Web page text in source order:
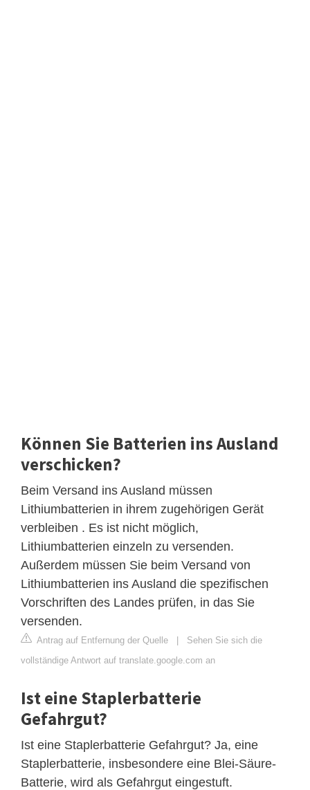
Können Sie Batterien ins Ausland
verschicken?
Beim Versand ins Ausland müssen
Lithiumbatterien in ihrem zugehörigen Gerät
verbleiben . Es ist nicht möglich,
Lithiumbatterien einzeln zu versenden.
Außerdem müssen Sie beim Versand von
Lithiumbatterien ins Ausland die spezifischen
Vorschriften des Landes prüfen, in das Sie
versenden.
Antrag auf Entfernung der Quelle | Sehen Sie sich die
vollständige Antwort auf translate.google.com an
Ist eine Staplerbatterie
Gefahrgut?
Ist eine Staplerbatterie Gefahrgut? Ja, eine
Staplerbatterie, insbesondere eine Blei-Säure-
Batterie, wird als Gefahrgut eingestuft.